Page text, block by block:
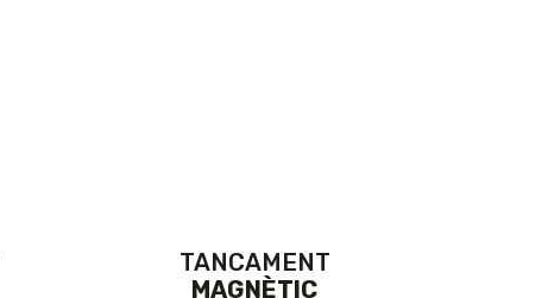
TANCAMENT
MAGNÈTIC